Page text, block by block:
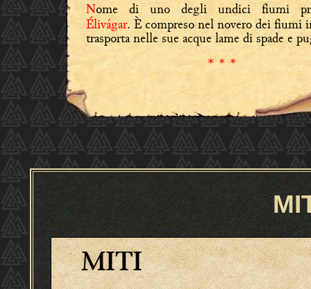
Nome di uno degli undici fiumi
Élivágar. È compreso nel novero dei fiumi
trasporta nelle sue acque lame di spade e
* * *
MITI